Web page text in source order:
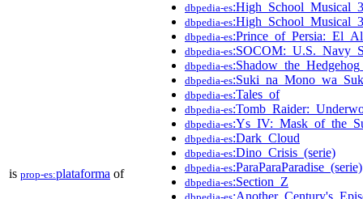
is prop-es:plataforma of
dbpedia-es
dbpedia-es
dbpedia-es
dbpedia-es
dbpedia-es
dbpedia-es
dbpedia-es:Tales_of
dbpedia-es
dbpedia-es
dbpedia-es:Dark_Cloud
dbpedia-es:Dino_Crisis_(serie)
dbpedia-es:ParaParaParadise_(serie)
dbpedia-es:Section_Z